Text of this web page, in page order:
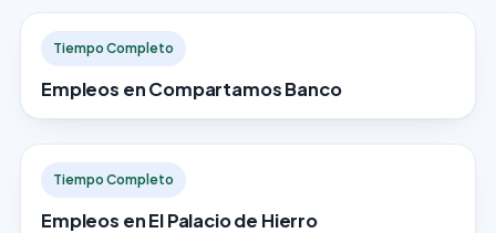
Tiempo Completo
Empleos en Compartamos Banco
Tiempo Completo
Empleos en El Palacio de Hierro